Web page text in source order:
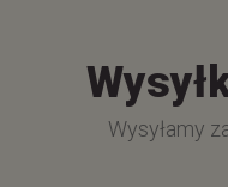
Wysyłamy